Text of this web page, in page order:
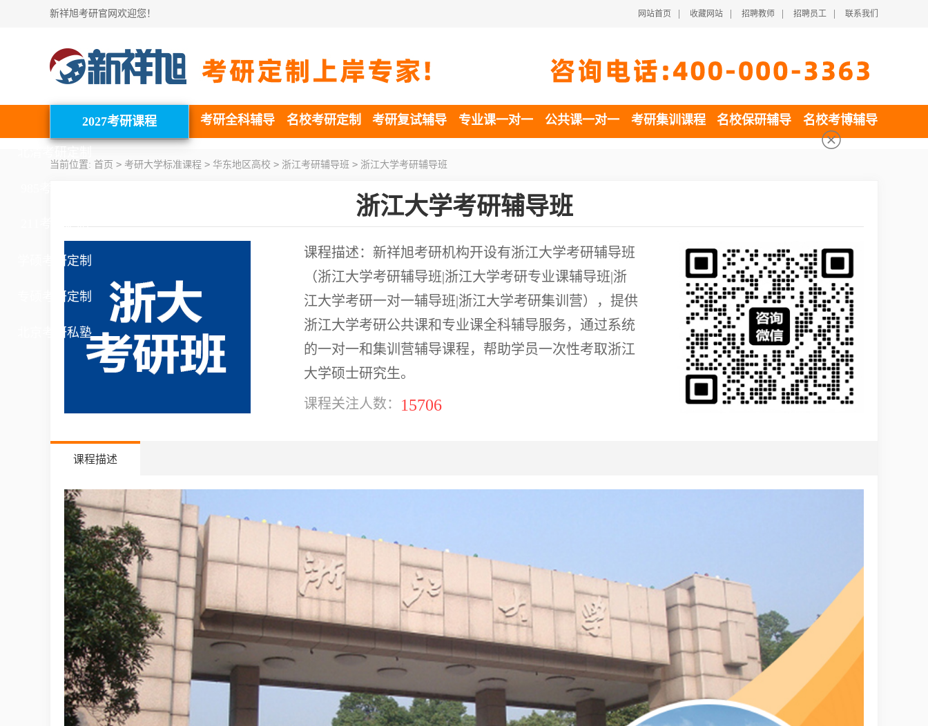
新祥旭考研官网欢迎您！ 网站首页 收藏网站 招聘教师 招聘员工 联系我们
2027考研课程 考研全科辅导 名校考研定制 考研复试辅导 专业课一对一 公共课一对一 考研集训课程 名校保研辅导 名校考博辅导
当前位置: 首页 > 考研大学标准课程 > 华东地区高校 > 浙江考研辅导班 > 浙江大学考研辅导班
浙江大学考研辅导班
课程描述：新祥旭考研机构开设有浙江大学考研辅导班
（浙江大学考研辅导班|浙江大学考研专业课辅导班|浙
江大学考研一对一辅导班|浙江大学考研集训营），提供
浙江大学考研公共课和专业课全科辅导服务，通过系统
的一对一和集训营辅导课程，帮助学员一次性考取浙江
大学硕士研究生。
课程关注人数： 15706
课程描述
211考研定制
学硕考研定制
专硕考研定制
北京考研私塾